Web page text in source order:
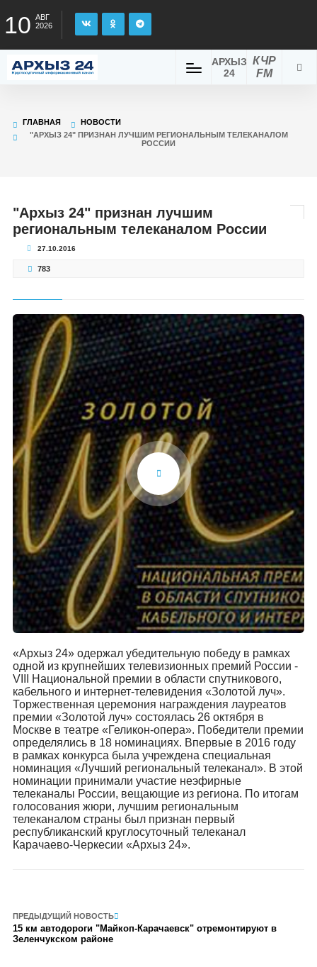
10 АВГ
2026
КЧР
FM
АРХЫЗ
24
ГЛАВНАЯ
НОВОСТИ
"АРХЫЗ 24" ПРИЗНАН ЛУЧШИМ РЕГИОНАЛЬНЫМ ТЕЛЕКАНАЛОМ
РОССИИ
"Архыз 24" признан лучшим
региональным телеканалом России
27.10.2016
783
«Архыз 24» одержал убедительную победу в рамках
одной из крупнейших телевизионных премий России -
VIII Национальной премии в области спутникового,
кабельного и интернет-телевидения «Золотой луч».
Торжественная церемония награждения лауреатов
премии «Золотой луч» состоялась 26 октября в
Москве в театре «Геликон-опера». Победители премии
определялись в 18 номинациях. Впервые в 2016 году
в рамках конкурса была учреждена специальная
номинация «Лучший региональный телеканал». В этой
номинации принимали участие неэфирные
телеканалы России, вещающие из региона. По итогам
голосования жюри, лучшим региональным
телеканалом страны был признан первый
республиканский круглосуточный телеканал
Карачаево-Черкесии «Архыз 24».
ПРЕДЫДУЩИЙ НОВОСТЬ
15 км автодороги "Майкоп-Карачаевск" отремонтируют в
Зеленчукском районе